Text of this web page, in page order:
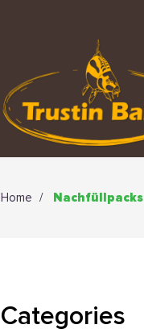
Home Nachfüllpacks
Categories